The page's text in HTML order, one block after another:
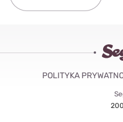
POLITYKA